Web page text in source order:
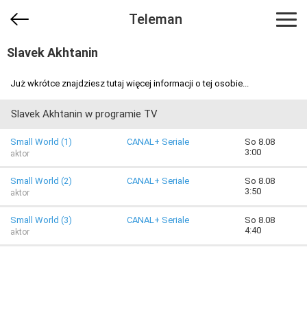
Teleman
Slavek Akhtanin
Już wkrótce znajdziesz tutaj więcej informacji o tej osobie...
Slavek Akhtanin w programie TV
Small World (1)
aktor
CANAL+ Seriale
So 8.08
3:00
Small World (2)
aktor
CANAL+ Seriale
So 8.08
3:50
Small World (3)
aktor
CANAL+ Seriale
So 8.08
4:40